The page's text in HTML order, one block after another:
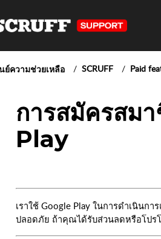
ย์ความช่วยเหลือ SCRUFF Paid
การสมัครสม
Play
เราใช้ Google Play ในการดำเนิน
ปลอดภัย ถ้าคุณได้รับส่วนลดหรือโปร